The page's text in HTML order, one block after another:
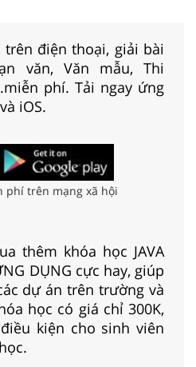
trên điện thoại, giải bài
văn, Văn mẫu, Thi
phí. Tải ngay ứng
iOS.
phí trên mạng xã hội
thêm khóa học JAVA
DỤNG cực hay, giúp
dự án trên trường và
học có giá chỉ 300K,
kiện cho sinh viên